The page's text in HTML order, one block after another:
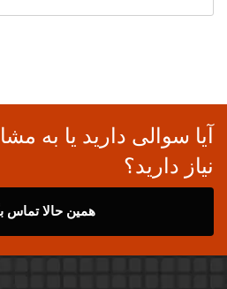
آیا سوالی دارید یا به
نیاز دارید؟
همین حالا تماس